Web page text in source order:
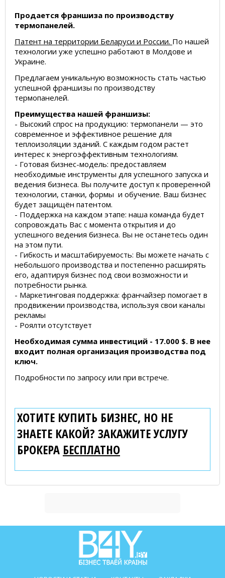
Продается франшиза по производству
термопанелей.
Патент на территории Беларуси и России. По нашей
технологии уже успешно работают в Молдове и
Украине.
Предлагаем уникальную возможность стать частью
успешной франшизы по производству
термопанелей.
Преимущества нашей франшизы:
- Высокий спрос на продукцию: термопанели — это
современное и эффективное решение для
теплоизоляции зданий. С каждым годом растет
интерес к энергоэффективным технологиям.
- Готовая бизнес-модель: предоставляем
необходимые инструменты для успешного запуска и
ведения бизнеса. Вы получите доступ к проверенной
технологии, станки, формы и обучение. Ваш бизнес
будет защищён патентом.
- Поддержка на каждом этапе: наша команда будет
сопровождать Вас с момента открытия и до
успешного ведения бизнеса. Вы не останетесь один
на этом пути.
- Гибкость и масштабируемость: Вы можете начать с
небольшого производства и постепенно расширять
его, адаптируя бизнес под свои возможности и
потребности рынка.
- Маркетинговая поддержка: франчайзер помогает в
продвижении производства, используя свои каналы
рекламы
- Роялти отсутствует
Необходимая сумма инвестиций - 17.000 $. В нее
входит полная организация производства под
ключ.
Подробности по запросу или при встрече.
ХОТИТЕ КУПИТЬ БИЗНЕС, НО НЕ
ЗНАЕТЕ КАКОЙ? ЗАКАЖИТЕ УСЛУГУ
БРОКЕРА БЕСПЛАТНО